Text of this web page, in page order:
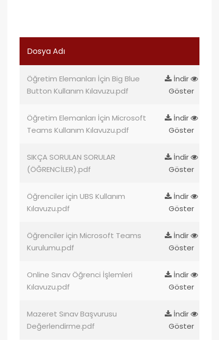
Dosya Adı
Öğretim Elemanları İçin Big Blue
Button Kullanım Kılavuzu.pdf
İndir
Göster
Öğretim Elemanları İçin Microsoft
Teams Kullanım Kılavuzu.pdf
İndir
Göster
SIKÇA SORULAN SORULAR
(ÖĞRENCİLER).pdf
İndir
Göster
Öğrenciler için UBS Kullanım
Kılavuzu.pdf
İndir
Göster
Öğrenciler için Microsoft Teams
Kurulumu.pdf
İndir
Göster
Online Sınav Öğrenci İşlemleri
Kılavuzu.pdf
İndir
Göster
Mazeret Sınav Başvurusu
Değerlendirme.pdf
İndir
Göster